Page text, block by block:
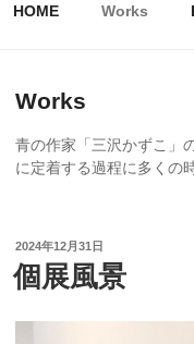
HOME Works
Works
青の作家「三沢かずこ」
に定着する過程に多くの
投
稿
日:
2024年12月31日
個展風景